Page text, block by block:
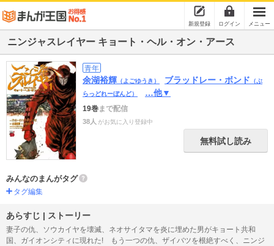
新規登録 ログイン メニュー
ニンジャスレイヤー キョート・ヘル・オン・アース
青年
余湖裕輝 （よごゆうき） ブラッドレー・ボンド （ぶ
らっどれーぼんど）
…他▼
19巻まで配信
38人 がお気に入り登録中
無料試し読み
みんなのまんがタグ
タグ編集
あらすじ | ストーリー
妻子の仇、ソウカイヤを壊滅、ネオサイタマを炎に埋めた男がキョート共和
国、ガイオンシティに現れた! もう一つの仇、ザイバツを根絶すべく、ニンジ